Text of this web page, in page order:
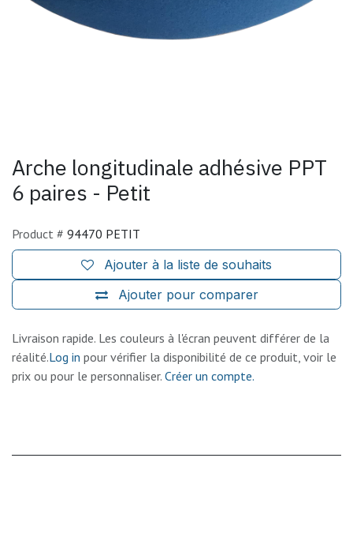
Arche longitudinale adhésive PPT
6 paires - Petit
Product # 94470 PETIT
Ajouter pour comparer
Ajouter à la liste de souhaits
Livraison rapide. Les couleurs à l'écran peuvent différer de la
réalité.Log in pour vérifier la disponibilité de ce produit, voir le
prix ou pour le personnaliser. Créer un compte.